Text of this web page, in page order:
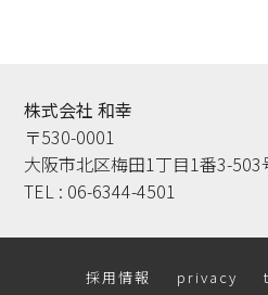
株式会社 和幸
〒530-0001
大阪市北区梅田1丁目1番3-503
TEL : 06-6344-4501
採用情報 privacy